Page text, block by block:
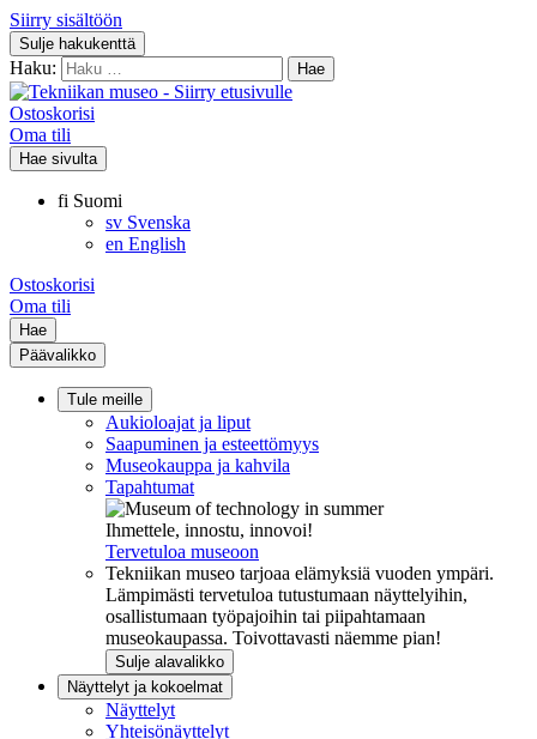
Siirry sisältöön
Sulje hakukenttä
Haku:
Ostoskorisi
Oma tili
Hae sivulta
fi Suomi
sv Svenska
en English
Ostoskorisi
Oma tili
Hae
Päävalikko
Tule meille
Aukioloajat ja liput
Saapuminen ja esteettömyys
Museokauppa ja kahvila
Tapahtumat
Ihmettele, innostu, innovoi!
Tervetuloa museoon
Tekniikan museo tarjoaa elämyksiä vuoden ympäri.
Lämpimästi tervetuloa tutustumaan näyttelyihin,
osallistumaan työpajoihin tai piipahtamaan
museokaupassa. Toivottavasti näemme pian!
Sulje alavalikko
Näyttelyt ja kokoelmat
Näyttelyt
Yhteisönäyttelyt